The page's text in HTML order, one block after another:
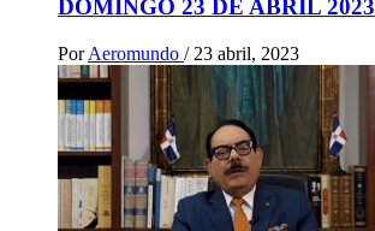
DOMINGO 23 DE ABRIL 2023
Por Aeromundo / 23 abril, 2023